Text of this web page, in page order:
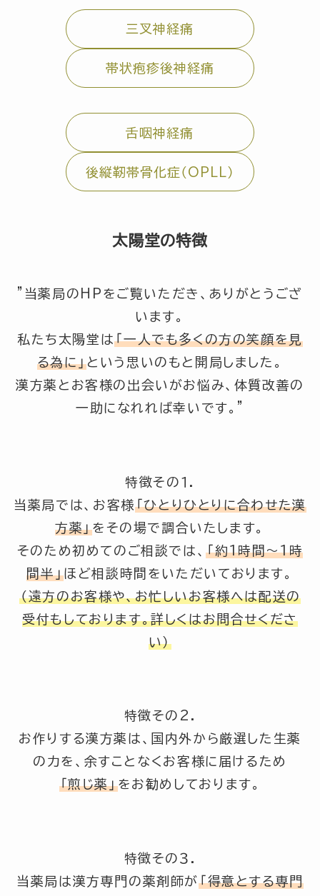
三叉神経痛
帯状疱疹後神経痛
舌咽神経痛
後縦靭帯骨化症（OPLL）
太陽堂の特徴
”当薬局のHPをご覧いただき、ありがとうござ
います。
私たち太陽堂は「一人でも多くの方の笑顔を見
る為に」 という思いのもと開局しました。
漢方薬とお客様の出会いがお悩み、体質改善の
一助になれれば幸いです。”
特徴その１.
当薬局では、お客様 「ひとりひとりに合わせた漢
方薬」をその場で調合いたします。
そのため初めてのご相談では、「約1時間～1時
間半」ほど相談時間をいただいております。
（遠方のお客様や、お忙しいお客様へは配送の
受付もしております。詳しくはお問合せくださ
い）
特徴その2.
お作りする漢方薬は、国内外から厳選した生薬
の力を、余すことなくお客様に届けるため
「煎じ薬」をお勧めしております。
特徴その３.
当薬局は漢方専門の薬剤師が「得意とする専門